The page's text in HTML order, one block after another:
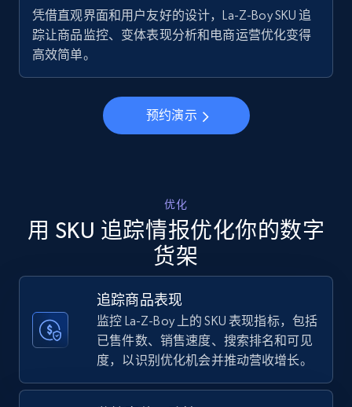
specific keywords
URL, Final price, Sku, Currency, Gtin,
Specifications, Image urls, Top reviews, and
more.
立即开始
Walmart - products - Discover products by
using sku numbers
URL, Final price, Sku, Currency, Gtin,
Specifications, Image urls, Top reviews, and
more.
875+ 立即开始
凭借直观界面和用户友好的设计，La-Z-Boy SKU 追
踪让商品监控、变体表现分析和电商运营优化变得
高效简单。
预约演示
优化
用 SKU 追踪情报优化你的数字
货架
追踪商品表现
监控 La-Z-Boy 上的 SKU 表现指标，包括
已售件数、销售速度、搜索排名和可见
度，以识别优化机会并推动营收增长。